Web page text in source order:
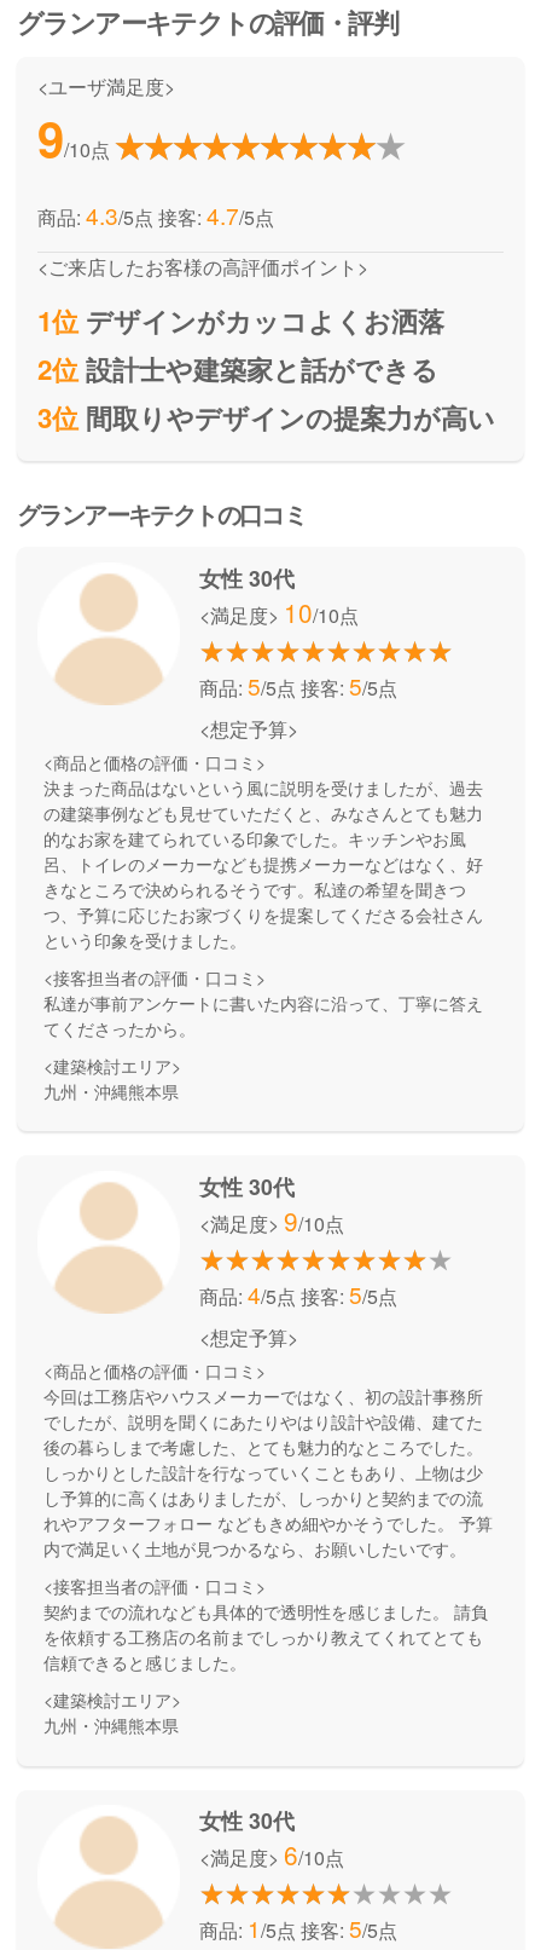
グランアーキテクトの評価・評判
<ユーザ満足度>
9/10点
商品: 4.3/5点 接客: 4.7/5点
<ご来店したお客様の高評価ポイント>
1位デザインがカッコよくお洒落
2位設計士や建築家と話ができる
3位間取りやデザインの提案力が高い
グランアーキテクトの口コミ
女性 30代
<満足度> 10/10点
商品: 5/5点 接客: 5/5点
<想定予算>
<商品と価格の評価・口コミ>
決まった商品はないという風に説明を受けましたが、過去
の建築事例なども見せていただくと、みなさんとても魅力
的なお家を建てられている印象でした。キッチンやお風
呂、トイレのメーカーなども提携メーカーなどはなく、好
きなところで決められるそうです。私達の希望を聞きつ
つ、予算に応じたお家づくりを提案してくださる会社さん
という印象を受けました。
<接客担当者の評価・口コミ>
私達が事前アンケートに書いた内容に沿って、丁寧に答え
てくださったから。
<建築検討エリア>
九州・沖縄熊本県
女性 30代
<満足度> 9/10点
商品: 4/5点 接客: 5/5点
<想定予算>
<商品と価格の評価・口コミ>
今回は工務店やハウスメーカーではなく、初の設計事務所
でしたが、説明を聞くにあたりやはり設計や設備、建てた
後の暮らしまで考慮した、とても魅力的なところでした。
しっかりとした設計を行なっていくこともあり、上物は少
し予算的に高くはありましたが、しっかりと契約までの流
れやアフターフォロー などもきめ細やかそうでした。 予算
内で満足いく土地が見つかるなら、お願いしたいです。
<接客担当者の評価・口コミ>
契約までの流れなども具体的で透明性を感じました。 請負
を依頼する工務店の名前までしっかり教えてくれてとても
信頼できると感じました。
<建築検討エリア>
九州・沖縄熊本県
女性 30代
<満足度> 6/10点
商品: 1/5点 接客: 5/5点